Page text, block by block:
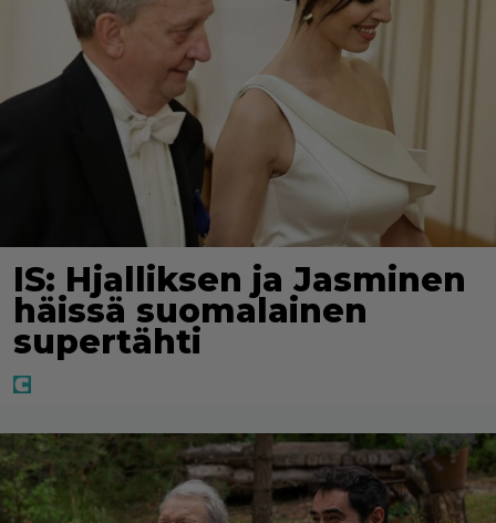
IS: Hjalliksen ja Jasminen
häissä suomalainen
supertähti